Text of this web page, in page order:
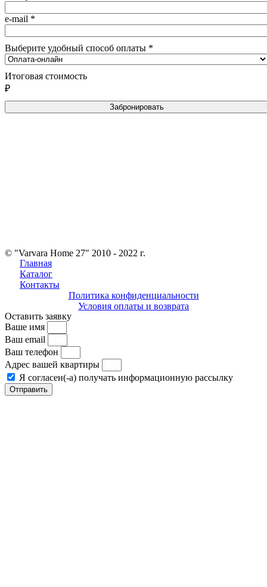
e-mail *
Выберите удобный способ оплаты *
Итоговая стоимость
₽
Забронировать
© "Varvara Home 27" 2010 - 2022 г.
Главная
Каталог
Контакты
Политика конфиденциальности
Условия оплаты и возврата
Оставить заявку
Ваше имя
Ваш email
Ваш телефон
Адрес вашей квартиры
Я согласен(-а) получать информационную рассылку
Отправить